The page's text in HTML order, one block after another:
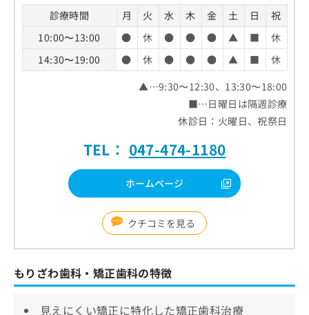
診療時間 月 火 水 木 金 土 日
祝
10:00〜13:00
● 休 ● ● ● ▲ ■
休
14:30〜19:00
● 休 ● ● ● ▲ ■
休
▲…9:30〜12:30、13:30〜18:00
■…日曜日は隔週診療
休診日：火曜日、祝祭日
TEL： 047-474-1180
ホームページ
クチコミを見る
もりざわ歯科・矯正歯科の特徴
見えにくい矯正に特化した矯正歯科治療